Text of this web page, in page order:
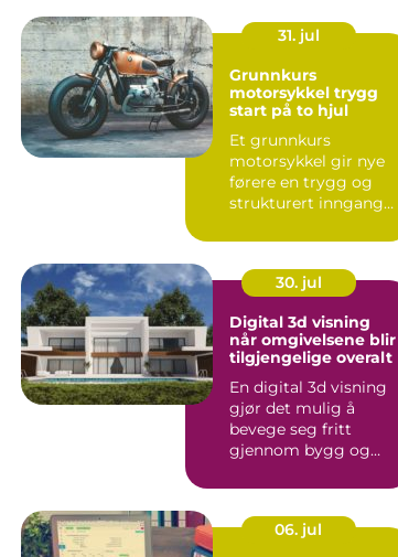
31. jul
Grunnkurs
motorsykkel trygg
start på to hjul
Et grunnkurs
motorsykkel gir nye
førere en trygg og
strukturert inngang
motorsykkelopplærin
g. Ku...
30. jul
Digital 3d visning
når omgivelsene blir
tilgjengelige overalt
En digital 3d visning
gjør det mulig å
bevege seg fritt
gjennom bygg og
nesten so...
06. jul